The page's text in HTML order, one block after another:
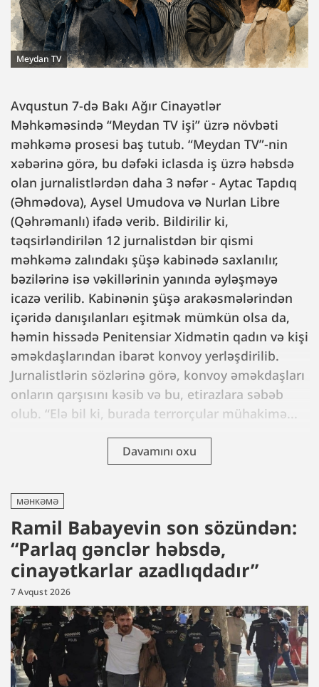
Meydan TV
Avqustun 7-də Bakı Ağır Cinayətlər
Məhkəməsində “Meydan TV işi” üzrə növbəti
məhkəmə prosesi baş tutub. “Meydan TV”-nin
xəbərinə görə, bu dəfəki iclasda iş üzrə həbsdə
olan jurnalistlərdən daha 3 nəfər - Aytac Tapdıq
(Əhmədova), Aysel Umudova və Nurlan Libre
(Qəhrəmanlı) ifadə verib. Bildirilir ki,
təqsirləndirilən 12 jurnalistdən bir qismi
məhkəmə zalındakı şüşə kabinədə saxlanılır,
bəzilərinə isə vəkillərinin yanında əyləşməyə
icazə verilib. Kabinənin şüşə arakəsmələrindən
içəridə danışılanları eşitmək mümkün olsa da,
həmin hissədə Penitensiar Xidmətin qadın və kişi
əməkdaşlarından ibarət konvoy yerləşdirilib.
Jurnalistlərin sözlərinə görə, konvoy əməkdaşları
onların qarşısını kəsib və bu, etirazlara səbəb
olub. “Elə bil ki, burada terrorçular mühakimə...
Davamını oxu
MƏHKƏMƏ
Ramil Babayevin son sözündən:
“Parlaq gənclər həbsdə,
cinayətkarlar azadlıqdadır”
7 Avqust 2026